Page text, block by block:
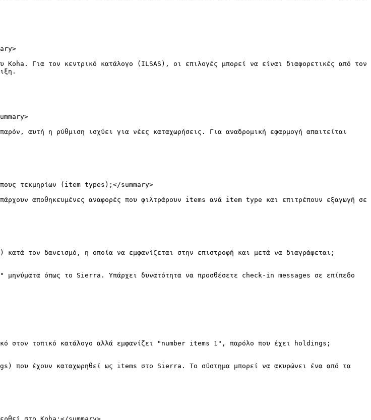
Koha. Για τον κεντρικό κατάλογο (ILSAS), οι επιλογές μπορεί να είναι διαφορετικές από τον
αυτή η ρύθμιση ισχύει για νέες καταχωρήσεις. Για αναδρομική εφαρμογή απαιτείται
τεκμηρίων (item types);</summary>
αποθηκευμένες αναφορές που φιλτράρουν items ανά item type και επιτρέπουν εξαγωγή σε
κατά τον δανεισμό, η οποία να εμφανίζεται στην επιστροφή και μετά να διαγράφεται;
μηνύματα όπως το Sierra. Υπάρχει δυνατότητα να προσθέσετε check-in messages σε επίπεδο
στον τοπικό κατάλογο αλλά εμφανίζει "number items 1", παρόλο που έχει holdings;
που έχουν καταχωρηθεί ως items στο Sierra. Το σύστημα μπορεί να ακυρώνει ένα από τα